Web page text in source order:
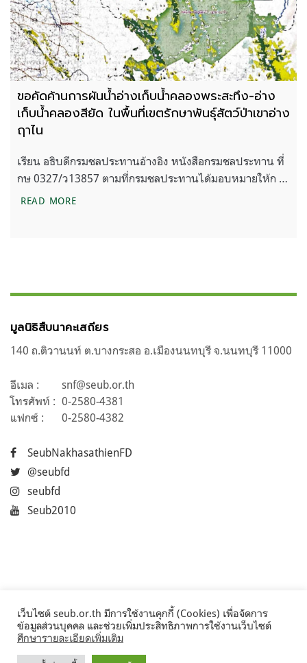
ขอคัดค้านการผันน้ำอ่างเก็บน้ำคลองพระสะทึง-อ่าง
เก็บน้ำคลองสียัด ในพื้นที่เขตรักษาพันธุ์สัตว์ป่าเขาอ่าง
ฤาไน
เรียน อธิบดีกรมชลประทานอ้างอิง หนังสือกรมชลประทาน ที่
กษ 0327/ว13857 ตามที่กรมชลประทานได้มอบหมายให้ก …
READ MOREขอคัดค้านการผันน้ำอ่างเก็บน้ำคลองพระสะทึง-อ่างเ
มูลนิธิสืบนาคะเสถียร
140 ถ.ติวานนท์ ต.บางกระสอ อ.เมืองนนทบุรี จ.นนทบุรี 11000
อีเมล :
snf@seub.or.th
โทรศัพท์ : 0-2580-4381
แฟกซ์ :
0-2580-4382
SeubNakhasathienFD
@seubfd
seubfd
Seub2010
เว็บไซต์ seub.or.th มีการใช้งานคุกกี้ (Cookies) เพื่อจัดการ
ข้อมูลส่วนบุคคล และช่วยเพิ่มประสิทธิภาพการใช้งานเว็บไซต์
ศึกษารายละเอียดเพิ่มเติม